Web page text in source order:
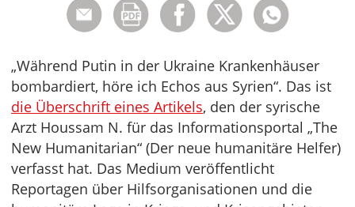
„Während Putin in der Ukraine Krankenhäuser
bombardiert, höre ich Echos aus Syrien“. Das ist
die Überschrift eines Artikels, den der syrische
Arzt Houssam N. für das Informationsportal „The
New Humanitarian“ (Der neue humanitäre Helfer)
verfasst hat. Das Medium veröffentlicht
Reportagen über Hilfsorganisationen und die